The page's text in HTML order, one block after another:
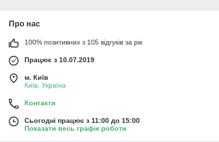
Про нас
100% позитивних з 105 відгуків за рік
Працює з 10.07.2019
м. Київ
Київ, Україна
Контакти
Сьогодні працює з 11:00 до 15:00
Показати весь графік роботи